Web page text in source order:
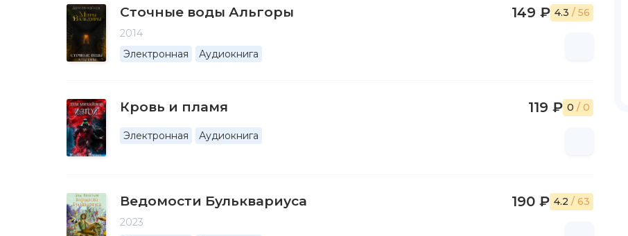
Сточные воды Альгоры
2014
Электронная
Аудиокнига
149 ₽ 4.3 / 56
Кровь и пламя
Электронная Аудиокнига
119 ₽ 0 / 0
Ведомости Бульквариуса
2023
190 ₽ 4.2 / 63